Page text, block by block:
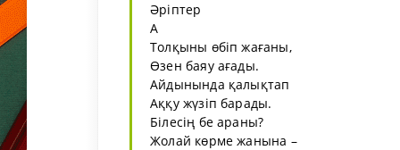
Әріптер
А
Толқыны өбіп жағаны,
Өзен баяу ағады.
Айдынында қалықтап
Аққу жүзіп барады.
Білесің бе араны?
Жолай көрме жанына –